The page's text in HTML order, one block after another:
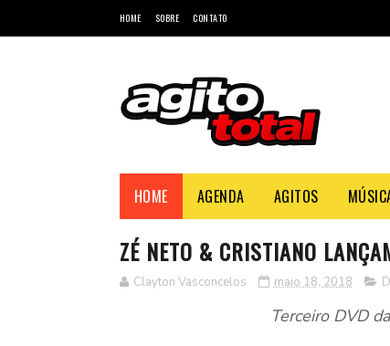
HOME SOBRE CONTATO
HOME AGENDA AGITOS
ZÉ NETO & CRISTIANO
Clayton Vasconcelos maio 18, 2018
Terceiro DVD